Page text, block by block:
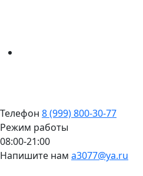
Телефон 8 (999) 800-30-77
Режим работы
08:00-21:00
Напишите нам a3077@ya.ru